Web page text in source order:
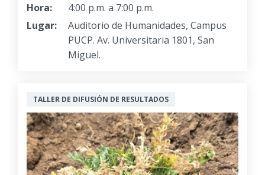
Hora:
4:00 p.m. a 7:00 p.m.
Lugar:
Auditorio de Humanidades, Campus
PUCP. Av. Universitaria 1801, San
Miguel.
TALLER DE DIFUSIÓN DE RESULTADOS